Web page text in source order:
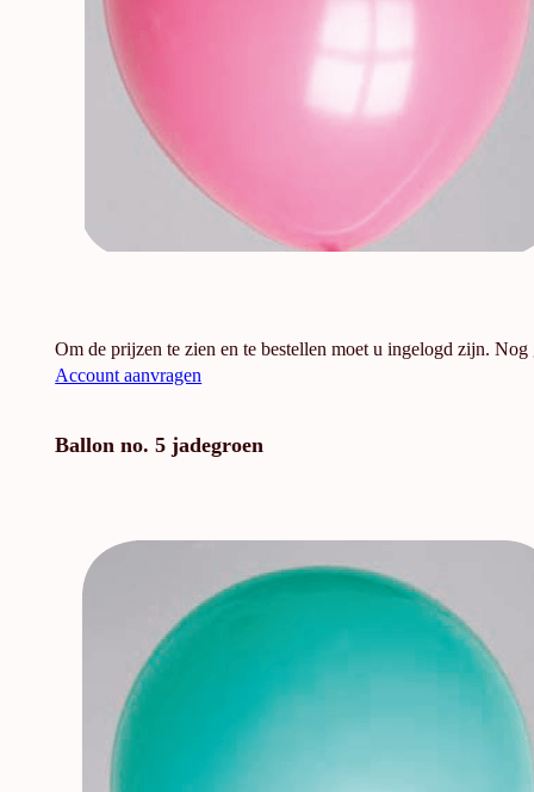
Om de prijzen te zien en te bestellen moet u ingelogd zijn. Nog
Account aanvragen
Ballon no. 5 jadegroen